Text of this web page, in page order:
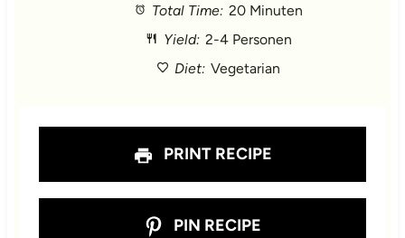
a
a
a
a
a
Total Time: 20 Minuten
Yield: 2-4 Personen
Diet: Vegetarian
PRINT RECIPE
PIN RECIPE